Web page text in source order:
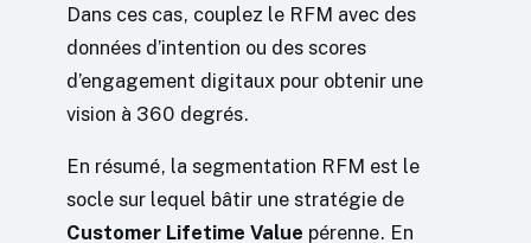
Dans ces cas, couplez le RFM avec des
données d’intention ou des scores
d’engagement digitaux pour obtenir une
vision à 360 degrés.
En résumé, la segmentation RFM est le
socle sur lequel bâtir une stratégie de
Customer Lifetime Value pérenne. En